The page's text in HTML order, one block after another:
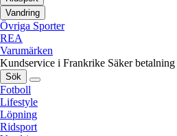
Vandring
Övriga Sporter
REA
Varumärken
Kundservice i Frankrike Säker betalning
Sök
Fotboll
Lifestyle
Löpning
Ridsport